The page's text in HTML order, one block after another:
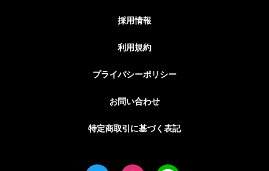
採用情報
利用規約
プライバシーポリシー
お問い合わせ
特定商取引に基づく表記